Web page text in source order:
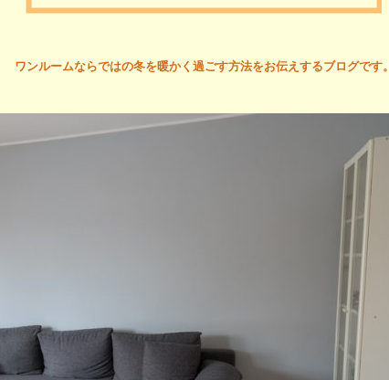
ワンルームならではの冬を暖かく過ごす方法をお伝えするブログです。